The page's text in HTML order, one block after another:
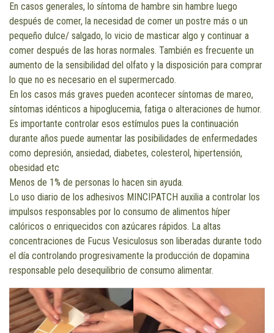
En casos generales, lo síntoma de hambre sin hambre luego
después de comer, la necesidad de comer un postre más o un
pequeño dulce/ salgado, lo vicio de masticar algo y continuar a
comer después de las horas normales. También es frecuente un
aumento de la sensibilidad del olfato y la disposición para comprar
lo que no es necesario en el supermercado.
En los casos más graves pueden acontecer síntomas de mareo,
síntomas idénticos a hipoglucemia, fatiga o alteraciones de humor.
Es importante controlar esos estímulos pues la continuación
durante años puede aumentar las posibilidades de enfermedades
como depresión, ansiedad, diabetes, colesterol, hipertensión,
obesidad etc
Menos de 1% de personas lo hacen sin ayuda.
Lo uso diario de los adhesivos MINCIPATCH auxilia a controlar los
impulsos responsables por lo consumo de alimentos híper
calóricos o enriquecidos con azúcares rápidos. La altas
concentraciones de Fucus Vesiculosus son liberadas durante todo
el día controlando progresivamente la producción de dopamina
responsable pelo desequilibrio de consumo alimentar.